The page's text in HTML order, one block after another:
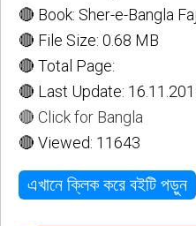
🔴 Book: Sher-e-Bangla
🔴 File Size: 0.68 MB
🔴 Total Page:
🔴 Last Update:
🔴 Click for Bangla
🔴 Viewed: 11643
এখানে ক্লিক করে বইটি পড়ুন